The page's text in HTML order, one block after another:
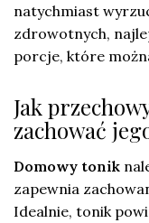
natychmiast
zdrowotnych,
porcje, które
Jak
zachować
Domowy tonik
zapewnia
Idealnie, tonik